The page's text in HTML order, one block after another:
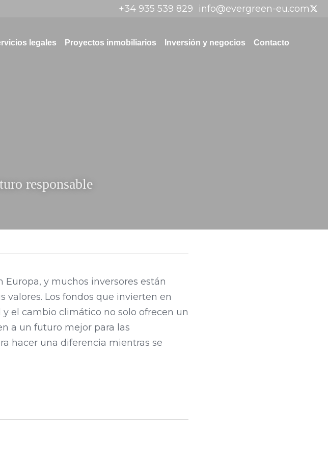
+34 935 539 829 info@evergreen-eu.com
legales Proyectos inmobiliarios Inversión y negocios Contacto
responsable
y muchos inversores están
valores. Los fondos que invierten en
el cambio climático no solo ofrecen un
a un futuro mejor para las
hacer una diferencia mientras se